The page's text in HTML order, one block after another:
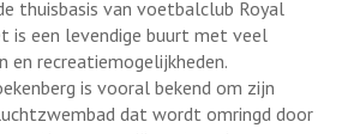
thuisbasis van voetbalclub Royal
is een levendige buurt met veel
recreatiemogelijkheden.
is vooral bekend om zijn
dat wordt omringd door